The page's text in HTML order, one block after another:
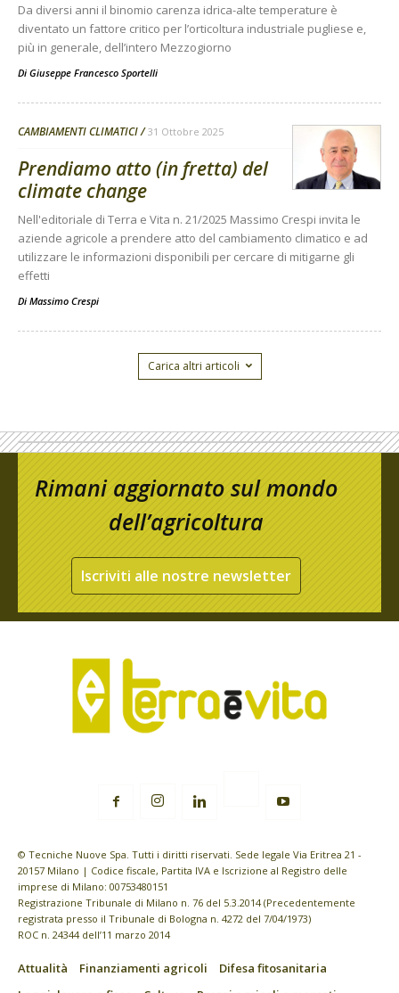
Da diversi anni il binomio carenza idrica-alte temperature è
diventato un fattore critico per l’orticoltura industriale pugliese e,
più in generale, dell’intero Mezzogiorno
Di Giuseppe Francesco Sportelli
CAMBIAMENTI CLIMATICI 31 Ottobre 2025
Prendiamo atto (in fretta) del
climate change
Nell'editoriale di Terra e Vita n. 21/2025 Massimo Crespi invita le
aziende agricole a prendere atto del cambiamento climatico e ad
utilizzare le informazioni disponibili per cercare di mitigarne gli
effetti
Di Massimo Crespi
Carica altri articoli
Rimani aggiornato sul mondo
dell’agricoltura
Iscriviti alle nostre newsletter
© Tecniche Nuove Spa. Tutti i diritti riservati. Sede legale Via Eritrea 21 -
20157 Milano | Codice fiscale, Partita IVA e Iscrizione al Registro delle
imprese di Milano: 00753480151
Registrazione Tribunale di Milano n. 76 del 5.3.2014 (Precedentemente
registrata presso il Tribunale di Bologna n. 4272 del 7/04/1973)
ROC n. 24344 dell’11 marzo 2014
Attualità Finanziamenti agricoli
Difesa fitosanitaria